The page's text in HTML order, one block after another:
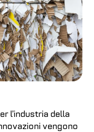
l’industria della
vengono